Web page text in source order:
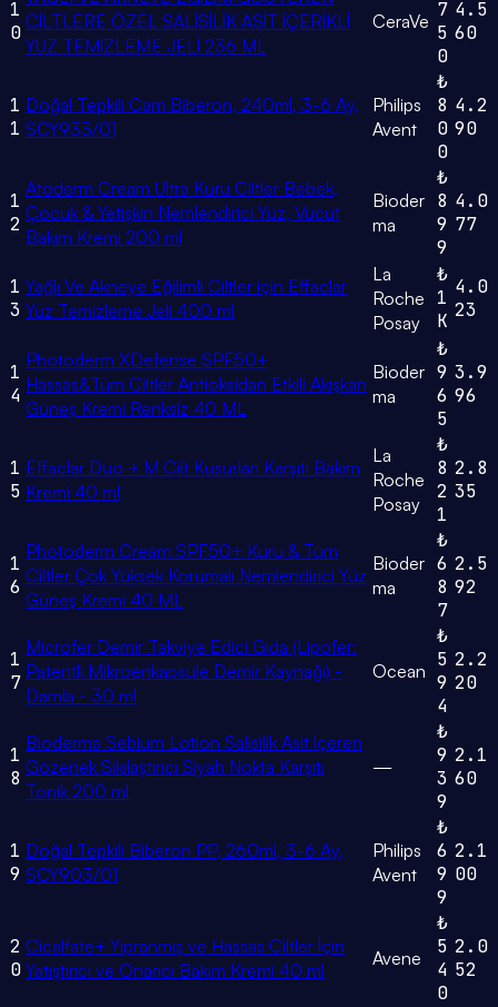
1
0 CİLTLERE ÖZEL SALİSİLİK ASİT İÇERİKLİ
YÜZ TEMİZLEME JELİ 236 ML
CeraVe 7
5
0
4.5
60
1
1
Doğal Tepkili Cam Biberon, 240ml, 3-6 Ay,
SCY933/01
Philips
Avent
₺
8
0
0
4.2
90
1
2
Atoderm Cream Ultra Kuru Ciltler Bebek,
Çocuk & Yetişkin Nemlendirici Yüz, Vücut
Bakım Kremi 200 ml
Bioder
ma
₺
8
9
9
4.0
77
1
3
Yağlı Ve Akneye Eğilimli Ciltler için Effaclar
Yüz Temizleme Jeli 400 ml
La
Roche
Posay
₺
1
K
4.0
23
1
4
Photoderm XDefense SPF50+
Hassas&Tüm Ciltler Antioksidan Etkili Akışkan
Güneş Kremi Renksiz 40 ML
Bioder
ma
₺
9
6
5
3.9
96
1
5
Effaclar Duo + M Cilt Kusurları Karşıtı Bakım
Kremi 40 ml
La
Roche
Posay
₺
8
2
1
2.8
35
1
6
Photoderm Cream SPF50+ Kuru & Tüm
Ciltler Çok Yüksek Korumalı Nemlendirici Yüz
Güneş Kremi 40 ML
Bioder
ma
₺
6
8
7
2.5
92
1
7
Microfer Demir Takviye Edici Gıda (Lipofer:
Patentli Mikroenkapsüle Demir Kaynağı) -
Damla - 30 ml
Ocean
₺
5
9
4
2.2
20
1
8
Bioderma Sebium Lotion Salisilik Asit İçeren
Gözenek Sıkılaştırıcı Siyah Nokta Karşıtı
Tonik 200 ml
—
₺
9
3
9
2.1
60
1
9
Doğal Tepkili Biberon PP, 260ml, 3-6 Ay,
SCY903/01
Philips
Avent
₺
6
9
9
2.1
00
2
0
Cicalfate+ Yıpranmış ve Hassas Ciltler İçin
Yatıştırıcı ve Onarıcı Bakım Kremi 40 ml
Avene
₺
5
4
0
2.0
52